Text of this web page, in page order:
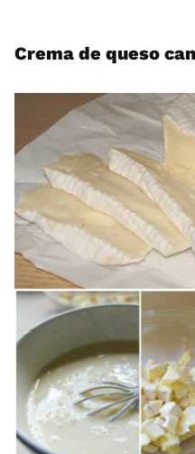
Crema de queso